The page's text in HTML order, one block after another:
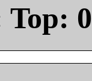
Top: 0